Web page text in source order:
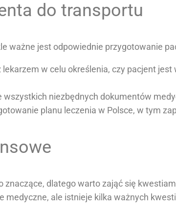
do transportu
ważne jest odpowiednie przygotowanie
lekarzem w celu określenia, czy pacjent
wszystkich niezbędnych dokumentów
planu leczenia w Polsce, w tym
znaczące, dlatego warto zająć się
medyczne, ale istnieje kilka ważnych